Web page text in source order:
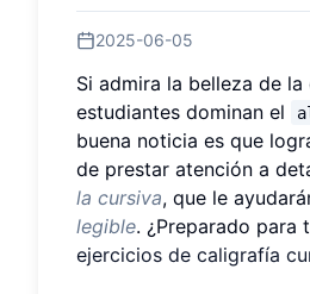
2025-06-05
Si admira la belleza de
estudiantes dominan el
buena noticia es que
de prestar atención a
la cursiva, que le
legible. ¿Preparado para
ejercicios de caligrafía